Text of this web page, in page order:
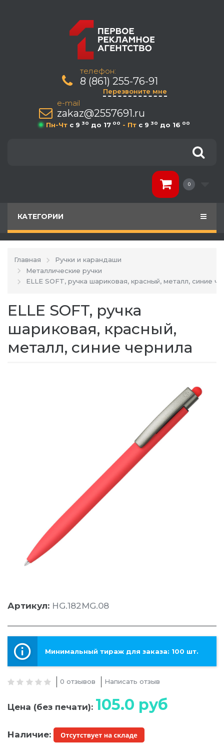
телефон:
8 (861) 255-76-91
Перезвоните мне
e-mail
zakaz@2557691.ru
Пн-Чт c 9 30 до 17 00 - Пт c 9 30 до 16 00
0
КАТЕГОРИИ
Главная
Ручки и карандаши
Металлические ручки
ELLE SOFT, ручка шариковая, красный, металл, синие
ELLE SOFT, ручка
шариковая, красный,
металл, синие чернила
Артикул: HG.182MG.08
Минимальный тираж для заказа: 100 шт.
0 отзывов Написать отзыв
Цена (без печати): 105.0 руб
Наличие: